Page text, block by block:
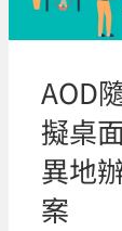
AOD
擬桌
異地
案